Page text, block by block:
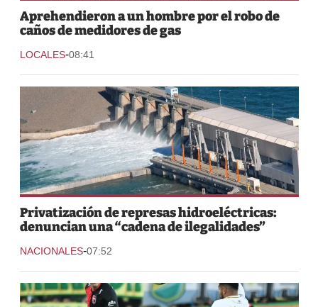
Aprehendieron a un hombre por el robo de
caños de medidores de gas
LOCALES-08:41
Privatización de represas hidroeléctricas:
denuncian una “cadena de ilegalidades”
NACIONALES-07:52